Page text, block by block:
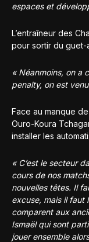
espaces et
L’entraîneur des
pour sortir du
« Néanmoins, on a
penalty, on est
Face au manque
Ouro-Koura
installer les
« C’est le secteur
cours de nos
nouvelles têtes. Il
excuse, mais il faut
comparent aux
Ismaël qui sont
jouer ensemble